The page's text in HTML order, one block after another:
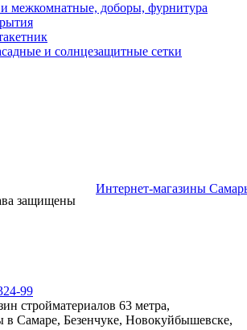
межкомнатные, доборы, фурнитура
и солнцезащитные сетки
защищены
Интернет-магазины
99
стройматериалов 63 метра,
в Самаре, Безенчуке, Новокуйбышевске,